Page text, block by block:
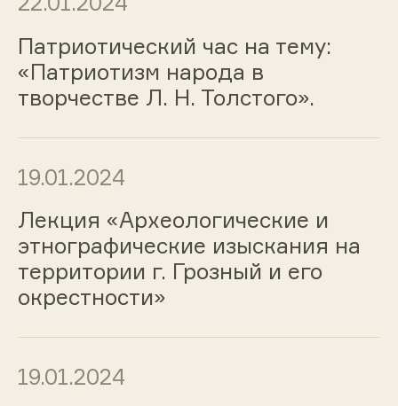
Патриотический час на тему:
«Патриотизм народа в
творчестве Л. Н. Толстого».
19.01.2024
Лекция «Археологические и
этнографические изыскания на
территории г. Грозный и его
окрестности»
19.01.2024